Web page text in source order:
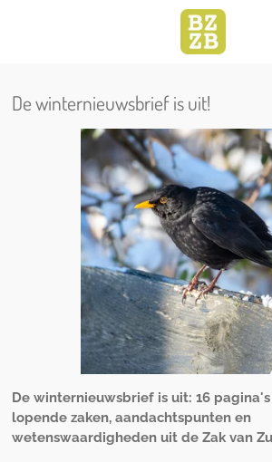
hoofdinhoud
De winternieuwsbrief is uit!
De winternieuwsbrief is uit: 16
lopende zaken, aandachtspunten en
wetenswaardigheden uit de Zak van